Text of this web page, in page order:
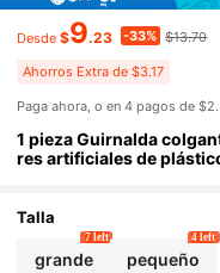
Desde $9.23 -33% $13.70
Ahorros Extra de $3.17
Paga ahora, o en 4 pagos de
1 pieza Guirnalda
res artificiales de
dín, casa de campo,
Talla
grande
7 left
pequeño
4 left